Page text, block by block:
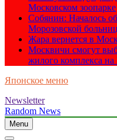
Московском зоопарке
Собянин: Началось
Морозовской
Жара вернется в
Москвичи смогут
жилого комплекса
Японское меню
Newsletter
Random News
Menu